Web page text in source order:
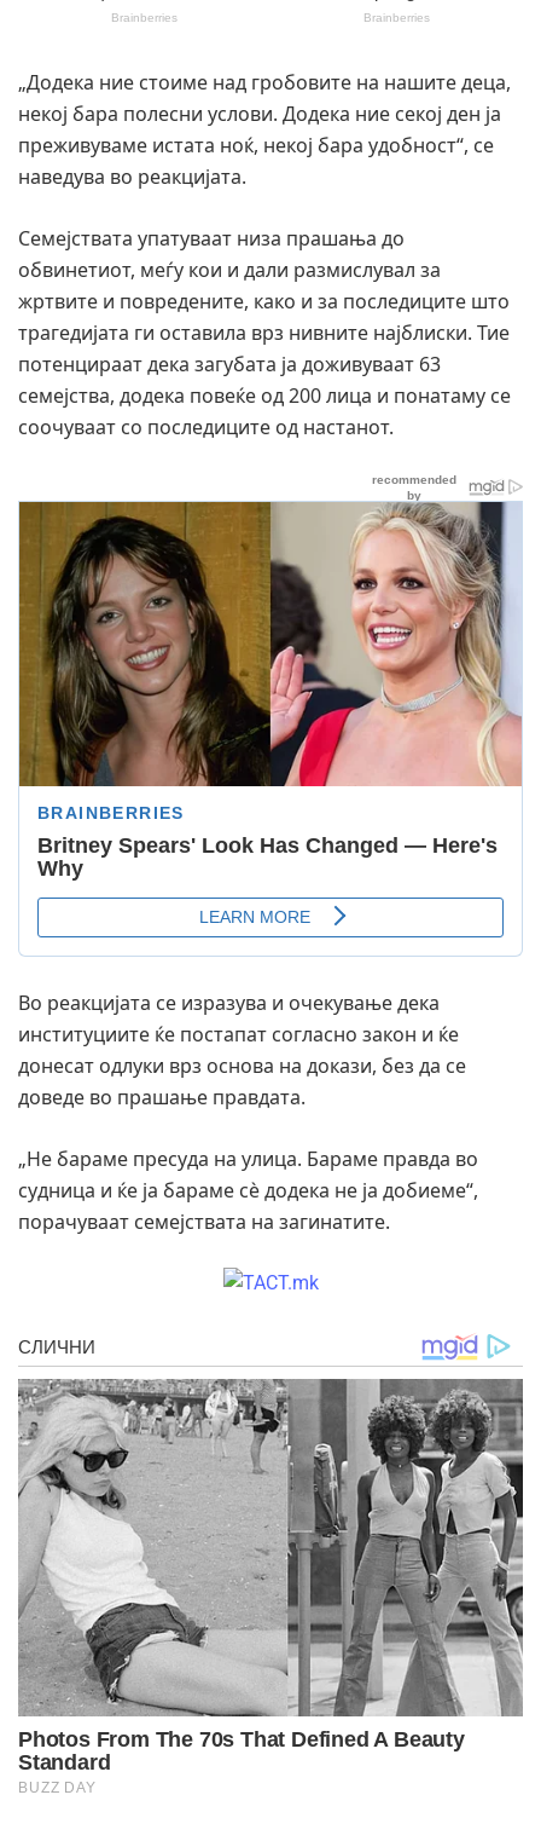
„Додека ние стоиме над гробовите на нашите деца,
некој бара полесни услови. Додека ние секој ден ја
преживуваме истата ноќ, некој бара удобност“, се
наведува во реакцијата.
Семејствата упатуваат низа прашања до
обвинетиот, меѓу кои и дали размислувал за
жртвите и повредените, како и за последиците што
трагедијата ги оставила врз нивните најблиски. Тие
потенцираат дека загубата ја доживуваат 63
семејства, додека повеќе од 200 лица и понатаму се
соочуваат со последиците од настанот.
Во реакцијата се изразува и очекување дека
институциите ќе постапат согласно закон и ќе
донесат одлуки врз основа на докази, без да се
доведе во прашање правдата.
„Не бараме пресуда на улица. Бараме правда во
судница и ќе ја бараме сè додека не ја добиеме“,
порачуваат семејствата на загинатите.